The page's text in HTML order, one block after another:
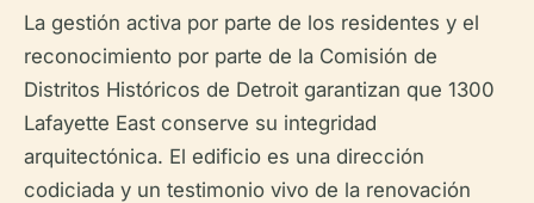
La gestión activa por parte de los residentes y el
reconocimiento por parte de la Comisión de
Distritos Históricos de Detroit garantizan que 1300
Lafayette East conserve su integridad
arquitectónica. El edificio es una dirección
codiciada y un testimonio vivo de la renovación